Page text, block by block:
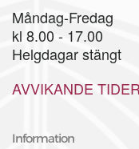
Måndag-Fredag
kl 8.00 - 17.00
Helgdagar stängt
AVVIKANDE TIDER
Information